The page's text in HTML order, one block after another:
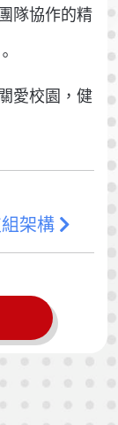
隊協作的精
愛校園，健
架構